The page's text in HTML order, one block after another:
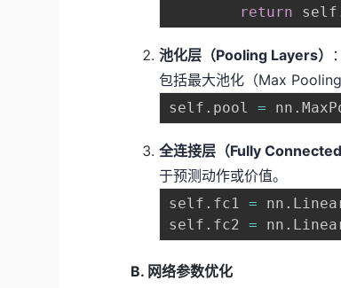
return self
池化层（Pooling Layers）
包括最大池化（Max
self . pool = nn .
全连接层（Fully Connected
于预测动作或价值。
self . fc1 = nn .
self . fc2 = nn .
B. 网络参数优化